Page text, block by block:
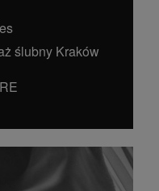
ślubny Kraków